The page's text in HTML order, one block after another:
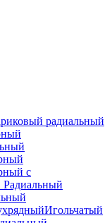
радиальный
с
Игольчатый